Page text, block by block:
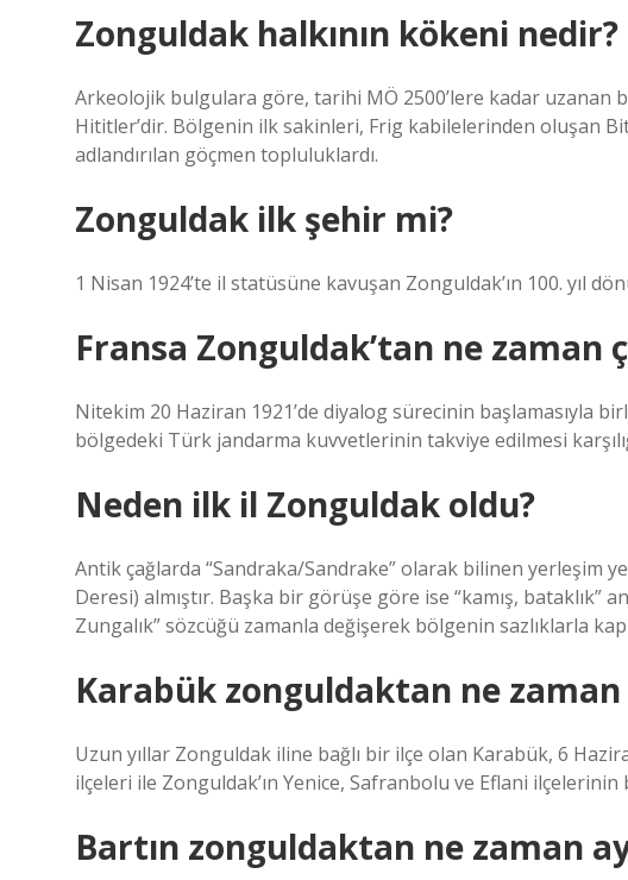
Zonguldak halkının kökeni nedir?
Arkeolojik bulgulara göre, tarihi MÖ 2500’lere kadar uzanan
Hititler’dir. Bölgenin ilk sakinleri, Frig kabilelerinden oluşan
adlandırılan göçmen topluluklardı.
Zonguldak ilk şehir mi?
1 Nisan 1924’te il statüsüne kavuşan Zonguldak’ın 100. yıl
Fransa Zonguldak’tan ne zaman
Nitekim 20 Haziran 1921’de diyalog sürecinin başlamasıyla
bölgedeki Türk jandarma kuvvetlerinin takviye edilmesi
Neden ilk il Zonguldak oldu?
Antik çağlarda “Sandraka/Sandrake” olarak bilinen yerleşim
Deresi) almıştır. Başka bir görüşe göre ise “kamış, bataklık”
Zungalık” sözcüğü zamanla değişerek bölgenin sazlıklarla
Karabük zonguldaktan ne zaman
Uzun yıllar Zonguldak iline bağlı bir ilçe olan Karabük, 6
ilçeleri ile Zonguldak’ın Yenice, Safranbolu ve Eflani
Bartın zonguldaktan ne zaman